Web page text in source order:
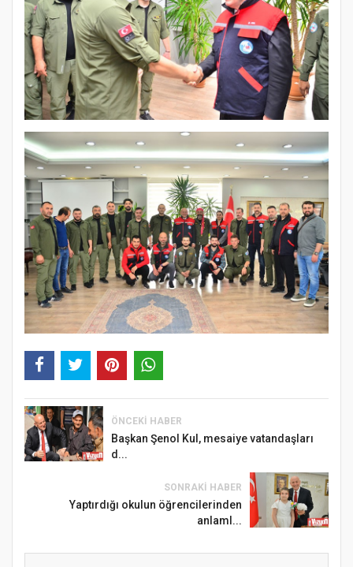
ÖNCEKI HABER
Başkan Şenol Kul, mesaiye vatandaşları
d...
SONRAKI HABER
Yaptırdığı okulun öğrencilerinden
anlaml...